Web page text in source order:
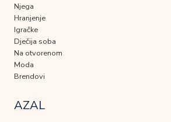
Njega
Hranjenje
Igračke
Dječija soba
Na otvorenom
Moda
Brendovi
AZAL